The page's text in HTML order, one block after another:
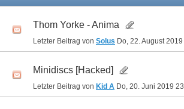
Thom Yorke - Anima
Letzter Beitrag von Solus Do, 22. August 2019
Minidiscs [Hacked]
Letzter Beitrag von Kid A Do, 20. Juni 2019